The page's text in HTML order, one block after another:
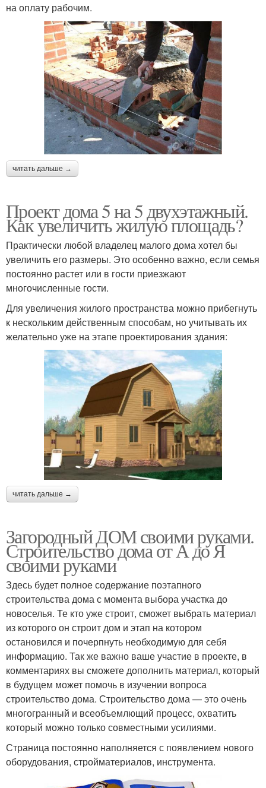
на оплату рабочим.
читать дальше →
Проект дома 5 на 5 двухэтажный.
Как увеличить жилую площадь?
Практически любой владелец малого дома хотел бы
увеличить его размеры. Это особенно важно, если семья
постоянно растет или в гости приезжают
многочисленные гости.
Для увеличения жилого пространства можно прибегнуть
к нескольким действенным способам, но учитывать их
желательно уже на этапе проектирования здания:
читать дальше →
Загородный ДОМ своими руками.
Строительство дома от А до Я
своими руками
Здесь будет полное содержание поэтапного
строительства дома с момента выбора участка до
новоселья. Те кто уже строит, сможет выбрать материал
из которого он строит дом и этап на котором
остановился и почерпнуть необходимую для себя
информацию. Так же важно ваше участие в проекте, в
комментариях вы сможете дополнить материал, который
в будущем может помочь в изучении вопроса
строительство дома. Строительство дома — это очень
многогранный и всеобъемлющий процесс, охватить
который можно только совместными усилиями.
Страница постоянно наполняется с появлением нового
оборудования, стройматериалов, инструмента.